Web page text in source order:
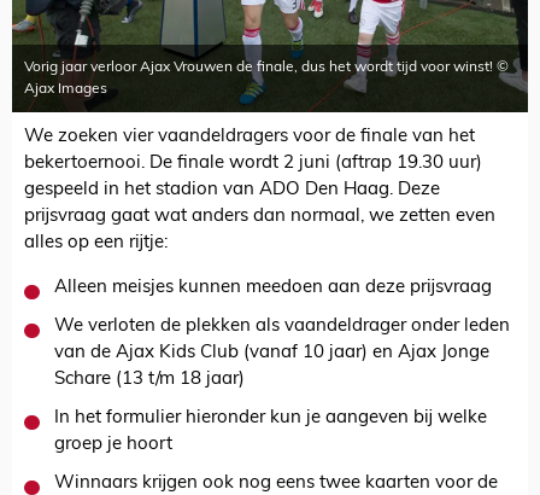
Vorig jaar verloor Ajax Vrouwen de finale, dus het wordt tijd voor winst! ©
Ajax Images
We zoeken vier vaandeldragers voor de finale van het
bekertoernooi. De finale wordt 2 juni (aftrap 19.30 uur)
gespeeld in het stadion van ADO Den Haag. Deze
prijsvraag gaat wat anders dan normaal, we zetten even
alles op een rijtje:
Alleen meisjes kunnen meedoen aan deze prijsvraag
We verloten de plekken als vaandeldrager onder leden
van de Ajax Kids Club (vanaf 10 jaar) en Ajax Jonge
Schare (13 t/m 18 jaar)
In het formulier hieronder kun je aangeven bij welke
groep je hoort
Winnaars krijgen ook nog eens twee kaarten voor de